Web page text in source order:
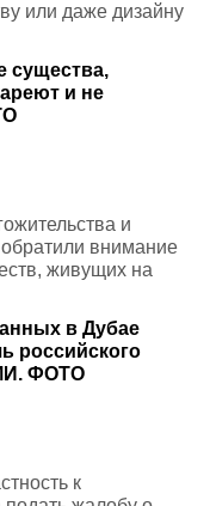
или даже дизайну
существа,
и не
и
внимание
живущих на
в Дубае
российского
ФОТО
к